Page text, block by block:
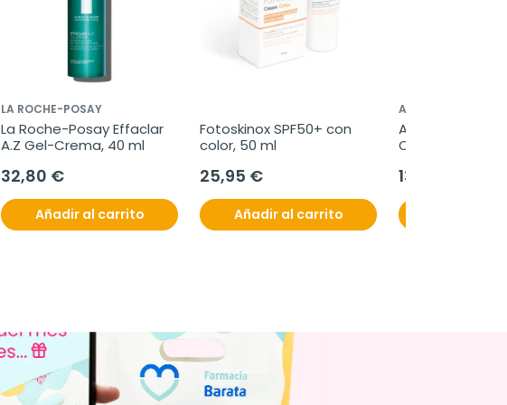
LA ROCHE-POSAY
La Roche-Posay Effaclar
A.Z Gel-Crema, 40 ml
32,80 €
Añadir al carrito
Fotoskinox SPF50+ con
color, 50 ml
25,95 €
Añadir al carrito
ANA MARÍA
Ana Maria la
Colágeno
comprimidos
13,50 €